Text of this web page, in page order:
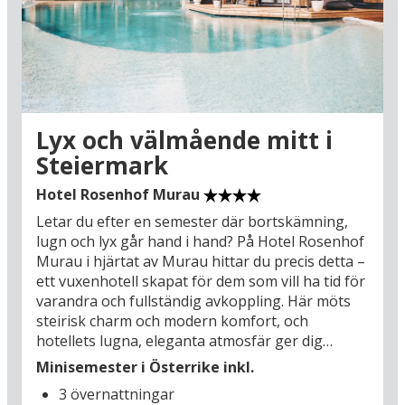
Passa också på att göra bilutflykter och se några
av Österrikes stora sevärdheter: Det kan
rekommenderas att uppleva Mozarts
födelsestad, den vackra staden Salzburg (97 km),
som visserligen ligger en bit bort men som
bjuder på mycket fina storstadsupplevelser och
en historisk arkitektur. Missa heller inte
bergsravinen Liechtensteinsklamm (35 km),
panoramavägen Grossglockner
Hochalpenstrasse (42 km), borgen Hohenwerfen
(47 km) som ligger i närheten av Eisriesenwelt
(51 km) samt de mäktiga Krimmlervattenfallen
(91 km) med en imponerande fallhöjd på 380
meter. I Österrike finns alla möjligheter för ett
äkta semesteräventyr för hela familjen – man
kan välja och vraka mellan aktiviteter och
avkoppling på det läckra hotellet mellan varven!
Lyx och välmående mitt i
Steiermark
Hotel Rosenhof Murau
Letar du efter en semester där bortskämning,
lugn och lyx går hand i hand? På Hotel Rosenhof
Murau i hjärtat av Murau hittar du precis detta –
ett vuxenhotell skapat för dem som vill ha tid för
varandra och fullständig avkoppling. Här möts
steirisk charm och modern komfort, och
hotellets lugna, eleganta atmosfär ger dig
möjlighet att lämna vardagen hemma och ge
speciella höjdpunkter är den stora, naturliga
Minisemester i Österrike inkl.
3 övernattningar